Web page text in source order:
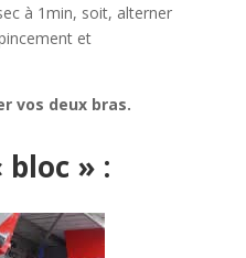
à 1min, soit, alterner
et
vos deux bras.
bloc » :